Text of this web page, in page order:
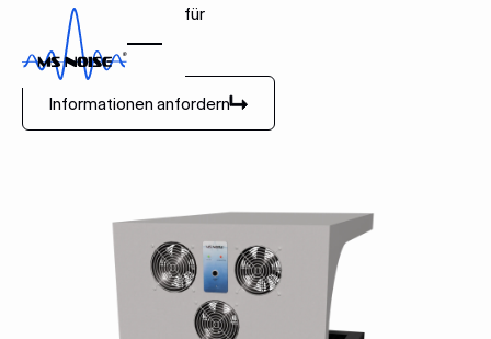
Schallschutzgehäuse für
Vakuumpumpen
Informationen anfordern
Informationen anfordern